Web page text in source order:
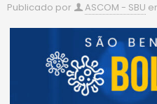
Publicado por ASCOM - SBU